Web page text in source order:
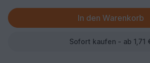
Sofort kaufen - ab 1,71